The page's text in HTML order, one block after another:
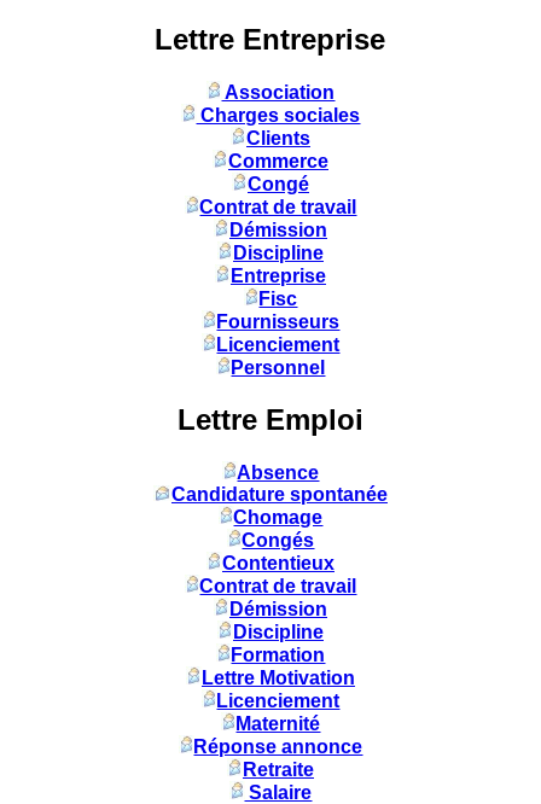
Lettre Entreprise
Association
Charges sociales
Clients
Commerce
Congé
Contrat de travail
Démission
Discipline
Entreprise
Fisc
Fournisseurs
Licenciement
Personnel
Lettre Emploi
Absence
Candidature spontanée
Chomage
Congés
Contentieux
Contrat de travail
Démission
Discipline
Formation
Lettre Motivation
Licenciement
Maternité
Réponse annonce
Retraite
Salaire